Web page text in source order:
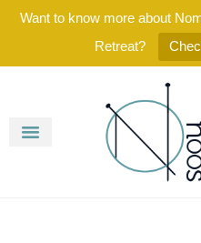
Want to know more about
Retreat?